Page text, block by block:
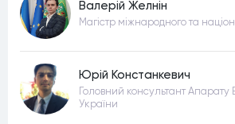
Валерій Желнін
Магістр міжнародного та
Юрій Констанкевич
Головний консультант Апарату
України